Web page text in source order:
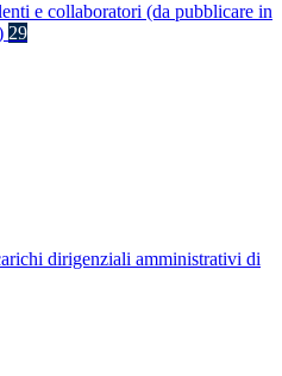
e collaboratori (da pubblicare in
29
dirigenziali amministrativi di